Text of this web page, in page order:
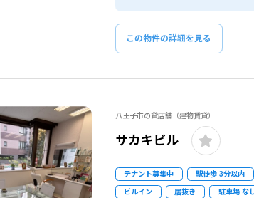
この物件の詳細を見る
八王子市の貸店舗（建物賃貸）
サカキビル
テナント募集中 駅徒歩 3分以内
ビルイン 居抜き 駐車場 な